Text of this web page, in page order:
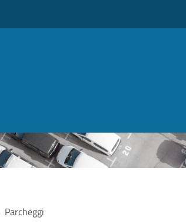
Parcheggi